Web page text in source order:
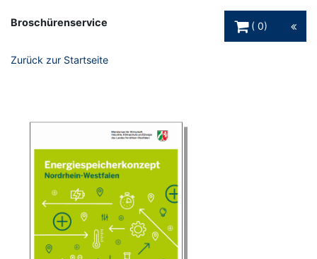
Broschürenservice
0
Zurück zur Startseite